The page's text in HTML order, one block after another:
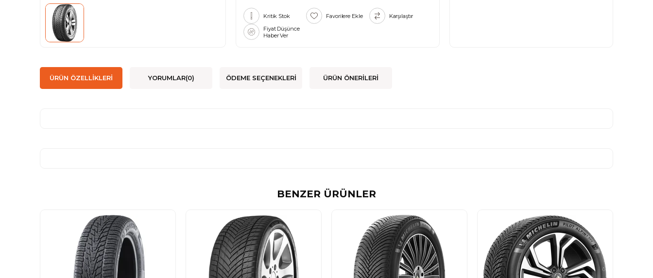
Kritik Stok Favorilere Ekle
Karşılaştır
Fiyat Düşünce
Haber Ver
ÜRÜN ÖZELLIKLERI YORUMLAR(0) ÖDEME SEÇENEKLERI ÜRÜN ÖNERILERI
BENZER ÜRÜNLER